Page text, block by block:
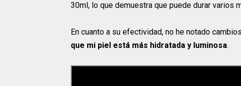
30ml, lo que demuestra que puede durar varios
En cuanto a su efectividad, no he notado
que mi piel está más hidratada y luminosa.